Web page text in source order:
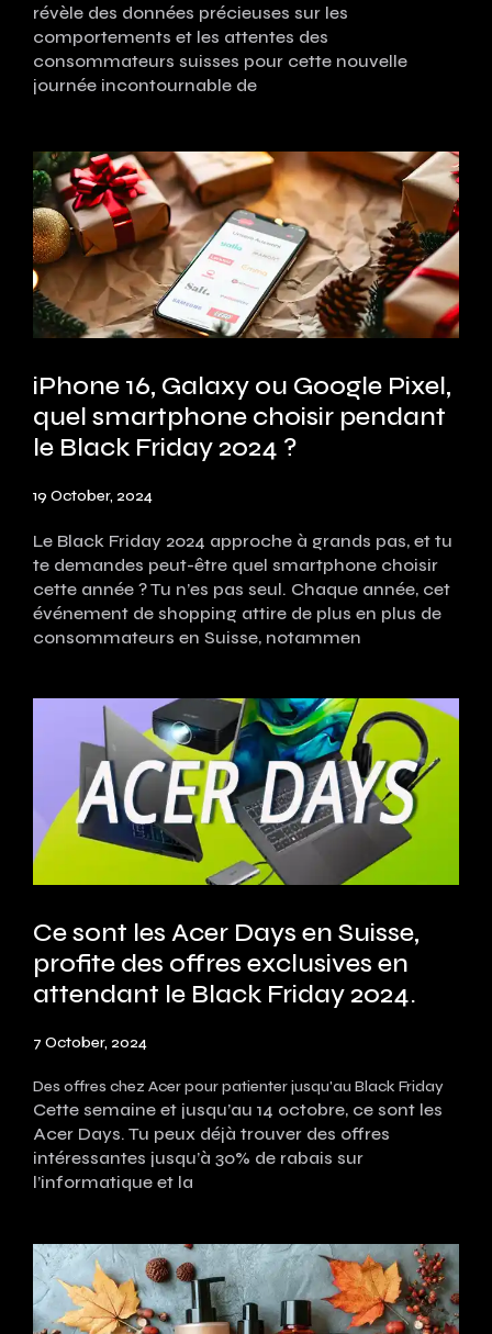
révèle des données précieuses sur les
comportements et les attentes des
consommateurs suisses pour cette nouvelle
journée incontournable de
iPhone 16, Galaxy ou Google Pixel,
quel smartphone choisir pendant
le Black Friday 2024 ?
19 October, 2024
Le Black Friday 2024 approche à grands pas, et tu
te demandes peut-être quel smartphone choisir
cette année ? Tu n’es pas seul. Chaque année, cet
événement de shopping attire de plus en plus de
consommateurs en Suisse, notammen
Ce sont les Acer Days en Suisse,
profite des offres exclusives en
attendant le Black Friday 2024.
7 October, 2024
Des offres chez Acer pour patienter jusqu'au Black Friday
Cette semaine et jusqu’au 14 octobre, ce sont les
Acer Days. Tu peux déjà trouver des offres
intéressantes jusqu’à 30% de rabais sur
l’informatique et la